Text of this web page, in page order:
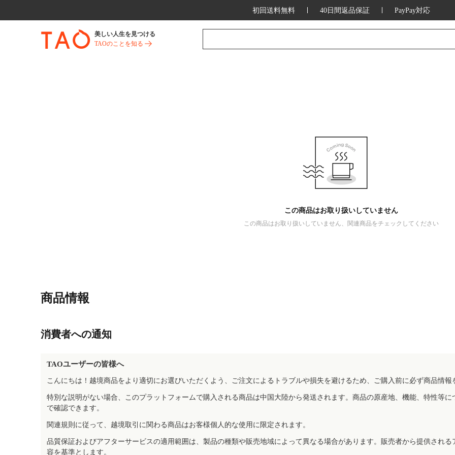
初回送料無料 40日間返品保証 PayPay対応
美しい人生を見つける
TAOのことを知る
この商品はお取り扱いしていません
この商品はお取り扱いしていません、関連商品をチェックしてください
商品情報
消費者への通知
TAOユーザーの皆様へ
こんにちは！越境商品をより適切にお選びいただくよう、ご注文によるトラブルや損失を避けるため、ご購入前に必ず商品情報
特別な説明がない場合、このプラットフォームで購入される商品は中国大陸から発送されます。商品の原産地、機能、特性等
で確認できます。
関連規則に従って、越境取引に関わる商品はお客様個人的な使用に限定されます。
品質保証およびアフターサービスの適用範囲は、製品の種類や販売地域によって異なる場合があります。販売者から提供され
容を基準とします。